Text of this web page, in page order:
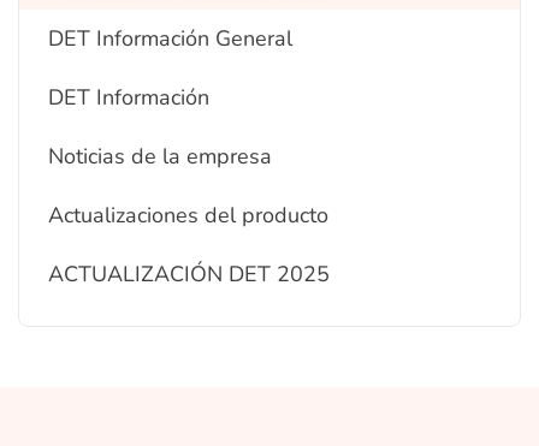
DET Información General
DET Información
Noticias de la empresa
Actualizaciones del producto
ACTUALIZACIÓN DET 2025